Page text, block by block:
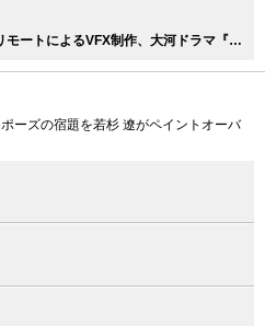
コロナ禍で実現したパリと日本のリモートによるVFX制作、大河ドラマ『青天を衝け』
ーズの宿題を若杉 遼がペイントオーバ